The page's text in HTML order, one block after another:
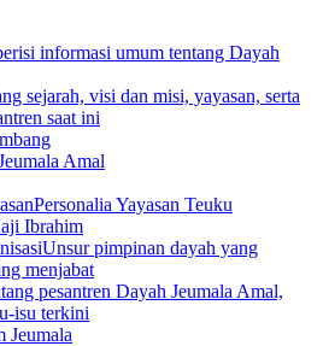
informasi umum tentang Dayah
sejarah, visi dan misi, yayasan, serta
saat ini
Amal
Personalia Yayasan Teuku
Ibrahim
Unsur pimpinan dayah yang
menjabat
pesantren Dayah Jeumala Amal,
isu terkini
Jeumala